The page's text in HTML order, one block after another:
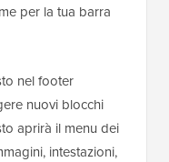
per la tua barra
nel footer
nuovi blocchi
aprirà il menu dei
intestazioni,